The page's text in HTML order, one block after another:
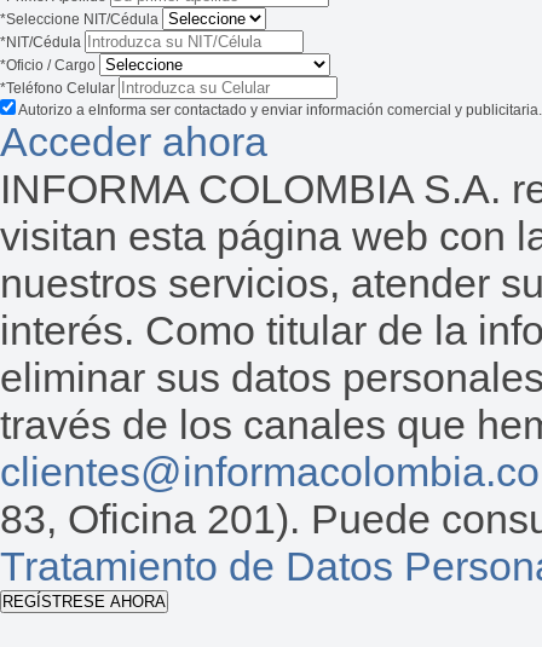
*Seleccione NIT/Cédula
*NIT/Cédula
*Oficio / Cargo
*Teléfono Celular
Autorizo a eInforma ser contactado y enviar información comercial y publicitaria.
Acceder ahora
INFORMA COLOMBIA S.A.
visitan esta página web con
nuestros servicios, atender
interés. Como titular de la
eliminar sus datos
través de los canales que
83, Oficina 201). Puede
Tratamiento de Datos
REGÍSTRESE AHORA